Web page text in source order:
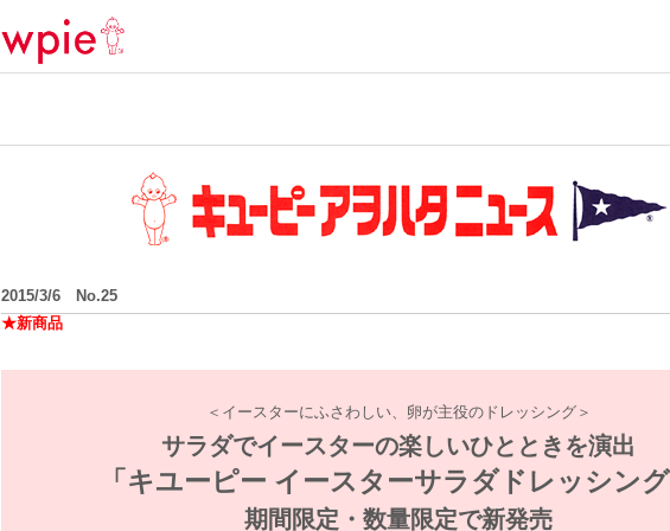
2015/3/6 No.25
★新商品
＜イースターにふさわしい、卵が主役のドレッシング＞
サラダでイースターの楽しいひとときを演出
「キユーピー イースターサラダドレッシング
期間限定・数量限定で新発売